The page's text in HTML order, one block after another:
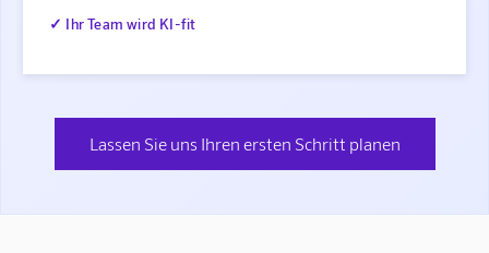
✓ Ihr Team wird KI-fit
Lassen Sie uns Ihren ersten Schritt planen